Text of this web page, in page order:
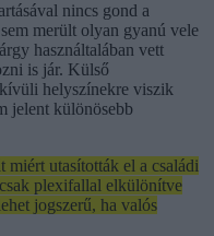
nincs gond a
merült olyan gyanú vele
használtalában vett
is jár. Külső
helyszínekre viszik
jelent különösebb
miért utasították el a családi
plexifallal elkülönítve
jogszerű, ha valós